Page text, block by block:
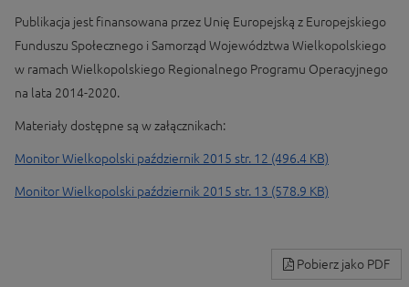
Publikacja jest finansowana przez Unię Europejską z Europejskiego
Funduszu Społecznego i Samorząd Województwa Wielkopolskiego
w ramach Wielkopolskiego Regionalnego Programu Operacyjnego
na lata 2014-2020.
Materiały dostępne są w załącznikach:
Monitor Wielkopolski październik 2015 str. 12 (496.4 KB)
Monitor Wielkopolski październik 2015 str. 13 (578.9 KB)
Pobierz jako PDF